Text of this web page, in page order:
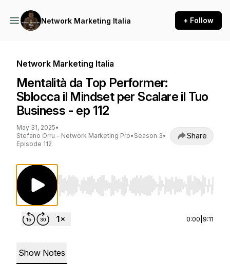
Network Marketing Italia + Follow
Network Marketing Italia
Mentalità da Top Performer:
Sblocca il Mindset per Scalare il Tuo
Business - ep 112
May 31, 2025•
Stefano Orru - Network Marketing Pro• Season 3•
Episode 112
Share
Use Left/Right to seek, Home/End to jump
0:00 9:11
Show Notes